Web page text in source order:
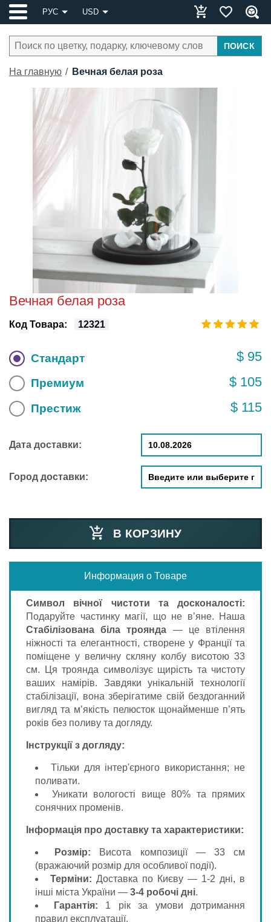
РУС USD
ПОИСК
На главную Вечная белая роза
Вечная белая роза
Код Товара: 12321
Стандарт $ 95
Премиум $ 105
Престиж $ 115
Дата доставки:
Город доставки:
В КОРЗИНУ
Информация о Товаре
Символ вічної чистоти та досконалості:
Подаруйте частинку магії, що не в’яне. Наша
Стабілізована біла троянда — це втілення
ніжності та елегантності, створене у Франції та
поміщене у величну скляну колбу висотою 33
см. Ця троянда символізує щирість та чистоту
ваших намірів. Завдяки унікальній технології
стабілізації, вона зберігатиме свій бездоганний
вигляд та м’якість пелюсток щонайменше п’ять
років без поливу та догляду.
Інструкції з догляду:
Тільки для інтер'єрного використання; не
поливати.
Уникати вологості вище 80% та прямих
сонячних променів.
Інформація про доставку та характеристики:
Розмір: Висота композиції — 33 см
(вражаючий розмір для особливої події).
Терміни: Доставка по Києву — 1-2 дні, в
інші міста України — 3-4 робочі дні.
Гарантія: 1 рік за умови дотримання
правил експлуатації.